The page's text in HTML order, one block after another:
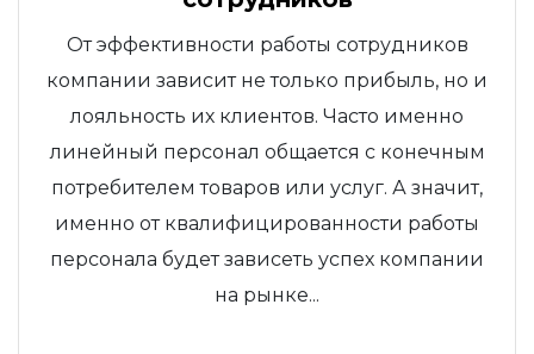
От эффективности работы сотрудников
компании зависит не только прибыль, но и
лояльность их клиентов. Часто именно
линейный персонал общается с конечным
потребителем товаров или услуг. А значит,
именно от квалифицированности работы
персонала будет зависеть успех компании
на рынке...